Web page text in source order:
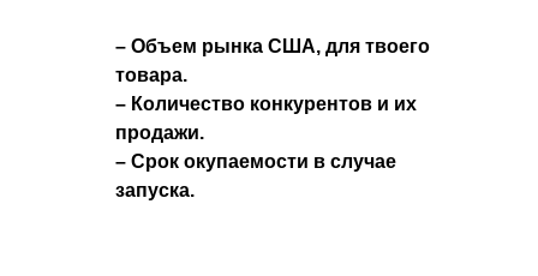
– Объем рынка США, для твоего
товара.
– Количество конкурентов и их
продажи.
– Срок окупаемости в случае
запуска.